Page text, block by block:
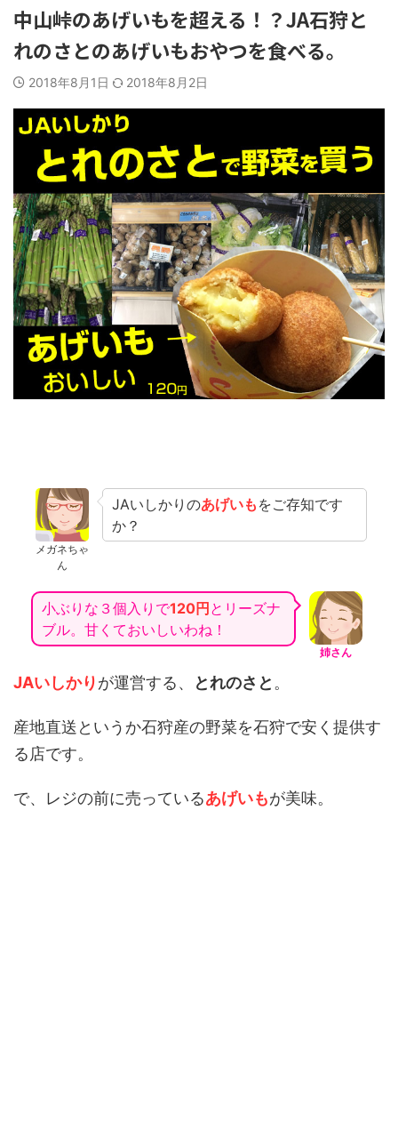
中山峠のあげいもを超える！？JA石狩と
れのさとのあげいもおやつを食べる。
2018年8月1日 2018年8月2日
メガネちゃ
ん
JAいしかりのあげいも をご存知です
か？
姉さん
小ぶりな３個入りで120円とリーズナ
ブル。甘くておいしいわね！
JAいしかりが運営する、 とれのさと 。
産地直送というか石狩産の野菜を石狩で安く提供す
る店です。
で、レジの前に売っているあげいもが美味。